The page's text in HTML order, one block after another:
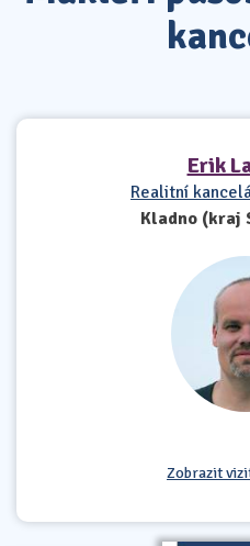
Erik
Realitní
Kladno (kraj
Zobrazit